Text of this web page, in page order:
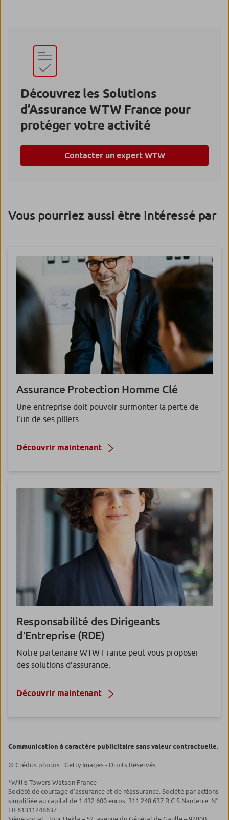
Découvrez les Solutions
d’Assurance WTW France pour
protéger votre activité
Contacter un expert WTW
Vous pourriez aussi être intéressé par
Assurance Protection Homme Clé
Une entreprise doit pouvoir surmonter la perte de
l’un de ses piliers.
Découvrir maintenant
Responsabilité des Dirigeants
d’Entreprise (RDE)
Notre partenaire WTW France peut vous proposer
des solutions d’assurance.
Découvrir maintenant
Communication à caractère publicitaire sans valeur contractuelle.
© Crédits photos : Getty Images - Droits Réservés
*Willis Towers Watson France
Société de courtage d’assurance et de réassurance. Société par actions
simplifiée au capital de 1 432 600 euros. 311 248 637 R.C.S Nanterre. N°
FR 61311248637